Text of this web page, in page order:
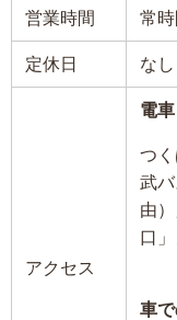
営業時間 常
定休日 なし
アクセス
電
つ
武
由
口
車